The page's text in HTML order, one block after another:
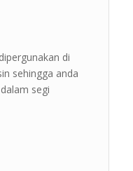
di
sehingga anda
segi